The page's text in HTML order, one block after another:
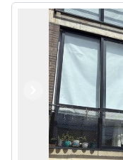
Anterior
Siguiente